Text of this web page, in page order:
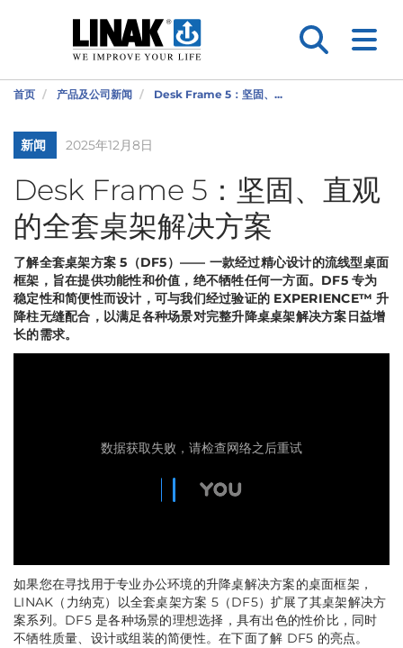
首页 产品及公司新闻 Desk Frame 5：坚固、...
新闻 2025年12月8日
Desk Frame 5：坚固、直观
的全套桌架解决方案
了解全套桌架方案 5（DF5）—— 一款经过精心设计的流线型桌面
框架，旨在提供功能性和价值，绝不牺牲任何一方面。DF5 专为
稳定性和简便性而设计，可与我们经过验证的 EXPERIENCE™ 升
降柱无缝配合，以满足各种场景对完整升降桌桌架解决方案日益增
长的需求。
如果您在寻找用于专业办公环境的升降桌解决方案的桌面框架，
LINAK（力纳克）以全套桌架方案 5（DF5）扩展了其桌架解决方
案系列。DF5 是各种场景的理想选择，具有出色的性价比，同时
不牺牲质量、设计或组装的简便性。在下面了解 DF5 的亮点。